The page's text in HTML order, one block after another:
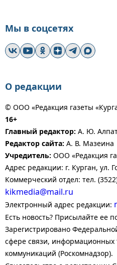
Мы в соцсетях
О редакции
© ООО «Редакция газеты
16+
Главный редактор: А. Ю.
Редактор сайта: А. В. Мазеина
Учредитель: ООО «Редакция
Адрес редакции: г. Курган, ул.
Коммерческий отдел: тел.
kikmedia@mail.ru
Электронный адрес редакции:
Есть новость? Присылайте ее
Зарегистрировано
сфере связи, информационных
коммуникаций (Роскомнадзор).